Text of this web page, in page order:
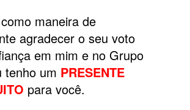
maneira de
agradecer o seu voto
em mim e no Grupo
tenho um PRESENTE
para você.